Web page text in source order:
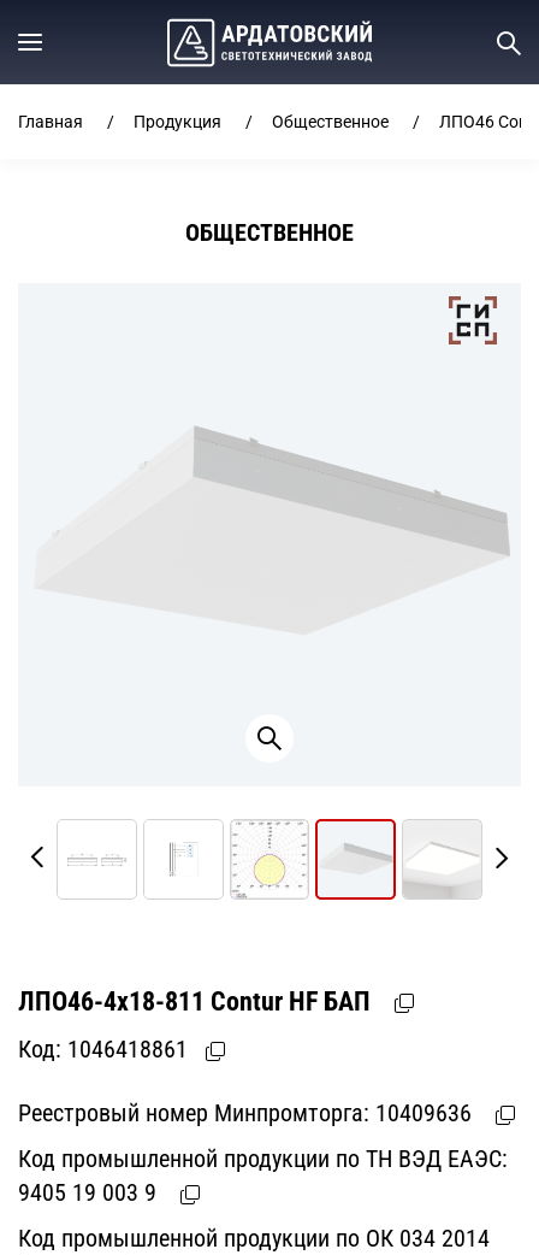
Главная Продукция Общественное ЛПО46
ОБЩЕСТВЕННОЕ
ЛПО46-4х18-811 Contur HF БАП
Код: 1046418861
Реестровый номер Минпромторга: 10409636
Код промышленной продукции по ТН ВЭД ЕАЭС:
9405 19 003 9
Код промышленной продукции по ОК 034 2014